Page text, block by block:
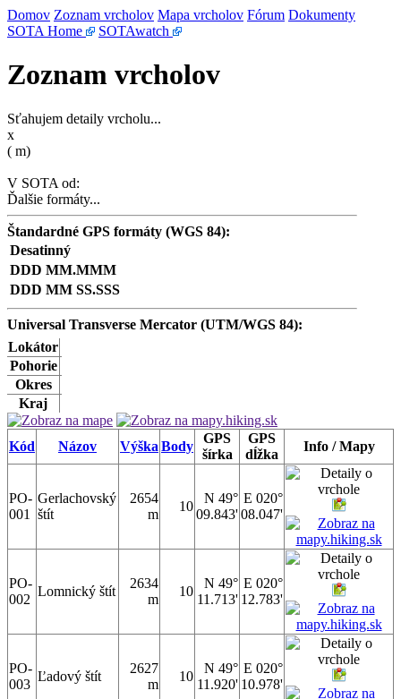
Domov Zoznam vrcholov Mapa vrcholov Fórum Dokumenty
SOTA Home
SOTAwatch
Zoznam vrcholov
Sťahujem detaily vrcholu...
x
( m)
V SOTA od:
Ďalšie formáty...
Štandardné GPS formáty (WGS 84):
Desatinný
DDD MM.MMM
DDD MM SS.SSS
Universal Transverse Mercator (UTM/WGS 84):
Lokátor
Pohorie
Okres
Kraj
Kód Názov Výška Body
GPS
šírka
GPS
dĺžka
Info / Mapy
PO-
001
Gerlachovský
štít
2654
m
10
N 49°
09.843'
E 020°
08.047'
PO-
002
Lomnický štít
2634
m
10
N 49°
11.713'
E 020°
12.783'
PO-
003
Ľadový štít
2627
m
10
N 49°
11.920'
E 020°
10.978'